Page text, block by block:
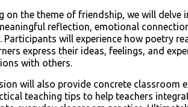
on the theme of friendship, we will
reflection, emotional
Participants will experience how poetry
express their ideas, feelings, and
with others.
will also provide concrete classroom
teaching tips to help teachers